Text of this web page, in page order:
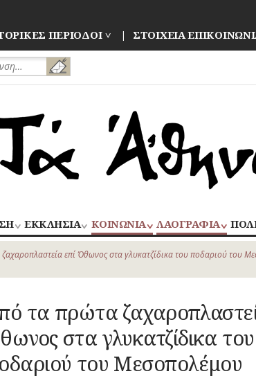
ΠΕΡΙΟΔΟΙ ΣΤΟΙΧΕΙΑ
ΕΚΚΛΗΣΙΑ
ΝΑΟΙ
–
ΕΟΡΤΕΣ
ΞΩΚΚΛΗΣΙΑ
ΚΟΙΝΩΝΙΑ
ΑΝΘΡΩΠΙΝΕΣ
ΙΣΤΟΡΙΕΣ
ΑΣΤΥΝΟΜΙΑ
ΚΑΘΗΜΕΡΙΝΗ
ΖΩΗ
ΜΙΚΡΕΣ
ΙΣΤΟΡΙΕΣ
ΛΑΟΓΡΑΦΙΑ
ΛΑΙΚΗ
ΔΗΜΙΟΥΡΓΙΑ
Ενδυμασία –
Καλλωπισμός
Λαϊκές τέχνες
ΠΝΕΥΜΑΤΙΚΟΣ
ΚΟΙΝΩΝΙΚΟΣ
επί Όθωνος στα γλυκατζίδικα του ποδαριού του
τα πρώτα
στα γλυκατζίδικα του
του Μεσοπολέμου